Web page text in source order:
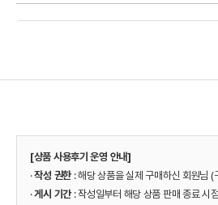
[상품 사용후기 운영 안내]
·작성 권한 : 해당 상품을 실제 구매하신 회원님 (
·게시 기간: 작성일부터 해당 상품 판매 종료 시